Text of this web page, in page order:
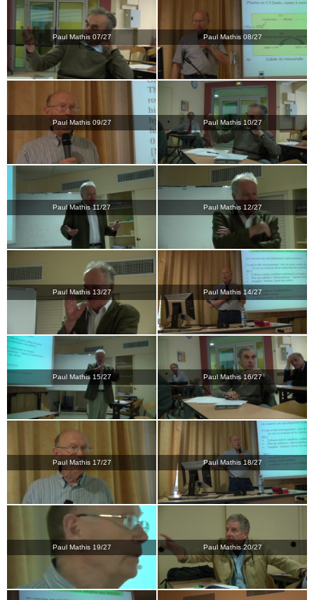
Paul Mathis 07/27 Paul Mathis 08/27
Paul Mathis 09/27 Paul Mathis 10/27
Paul Mathis 11/27 Paul Mathis 12/27
Paul Mathis 13/27 Paul Mathis 14/27
Paul Mathis 15/27 Paul Mathis 16/27
Paul Mathis 17/27 Paul Mathis 18/27
Paul Mathis 19/27 Paul Mathis 20/27